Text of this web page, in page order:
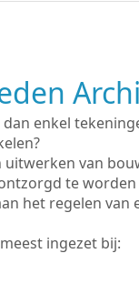
enkel
van
te
het regelen van
ingezet bij: